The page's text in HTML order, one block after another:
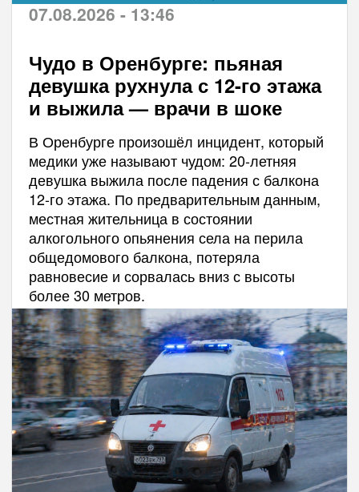
07.08.2026 - 13:46
Чудо в Оренбурге: пьяная
девушка рухнула с 12-го этажа
и выжила — врачи в шоке
В Оренбурге произошёл инцидент, который
медики уже называют чудом: 20-летняя
девушка выжила после падения с балкона
12-го этажа. По предварительным данным,
местная жительница в состоянии
алкогольного опьянения села на перила
общедомового балкона, потеряла
равновесие и сорвалась вниз с высоты
более 30 метров.